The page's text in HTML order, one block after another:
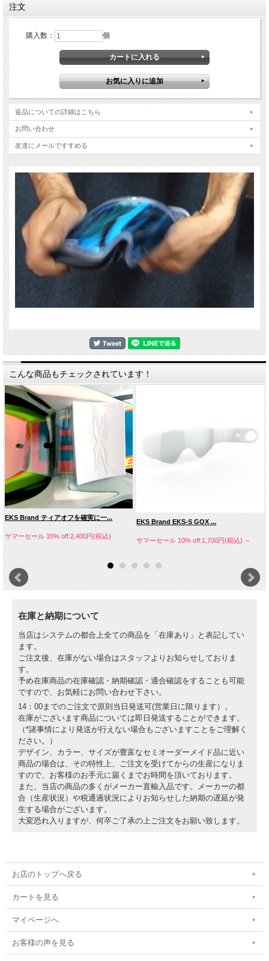
親水性の高いEO15とフリースライニングの2層フォーム（厚さ１５mm）を採用す
ることで、埃や汗などの進入を防ぎながら顔の輪郭にそった素晴らしいフィット感
と吸湿発散性に優れた快適性を実現。
長さ調節ができるダブルバックル式ストラップは裏にズレ防止にシリコンがついて
おり、ストラップをしっかりと締めたい位置でホールドします。
フレームカラー：マットブラック
レンズ： ライトスモーク
注文
購入数： 個
返品についての詳細はこちら
お問い合わせ
友達にメールですすめる
こんな商品もチェックされています！
EKS Brand ティアオフを確実に一...
サマーセール 10% off:2,400円(税込)
EKS Brand EKS-S GOX ...
サマーセール 10% off:1,700円(税込)～
在庫と納期について
当店はシステムの都合上全ての商品を「在庫あり」と表記してい
ます。
ご注文後、在庫がない場合はスタッフよりお知らせしておりま
す。
予め在庫商品の在庫確認・納期確認・適合確認をすることも可能
ですので、お気軽にお問い合わせ下さい。
14：00までのご注文で原則当日発送可(営業日に限ります）。
在庫がございます商品については即日発送することができます。
（*諸事情により発送が行えない場合もございますことをご理解く
ださい。）
デザイン、カラー、サイズが豊富なセミオーダーメイド品に近い
商品の場合は、その特性上、ご注文を受けてからの生産になりま
すので、お客様のお手元に届くまでお時間を頂いております。
また、当店の商品の多くがメーカー直輸入品です。メーカーの都
合（生産状況）や税通過状況によりお知らせした納期の遅延が発
生する場合がございます。
大変恐れ入りますが、何卒ご了承の上ご注文をお願い致します。
お店のトップへ戻る
カートを見る
マイページへ
お客様の声を見る